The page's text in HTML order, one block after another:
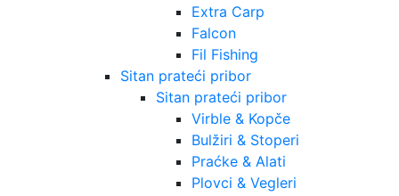
Extra Carp
Falcon
Fil Fishing
Sitan prateći pribor
Sitan prateći pribor
Virble & Kopče
Bulžiri & Stoperi
Praćke & Alati
Plovci & Vegleri